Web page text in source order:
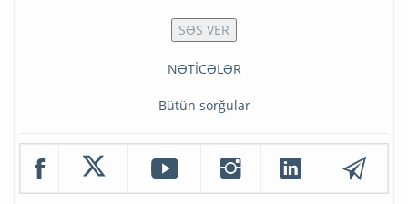
NƏTİCƏLƏR
Bütün sorğular